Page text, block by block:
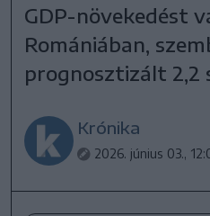
GDP-növekedést
Romániában,
prognosztizált 2,2
Krónika
2026. június 03.,